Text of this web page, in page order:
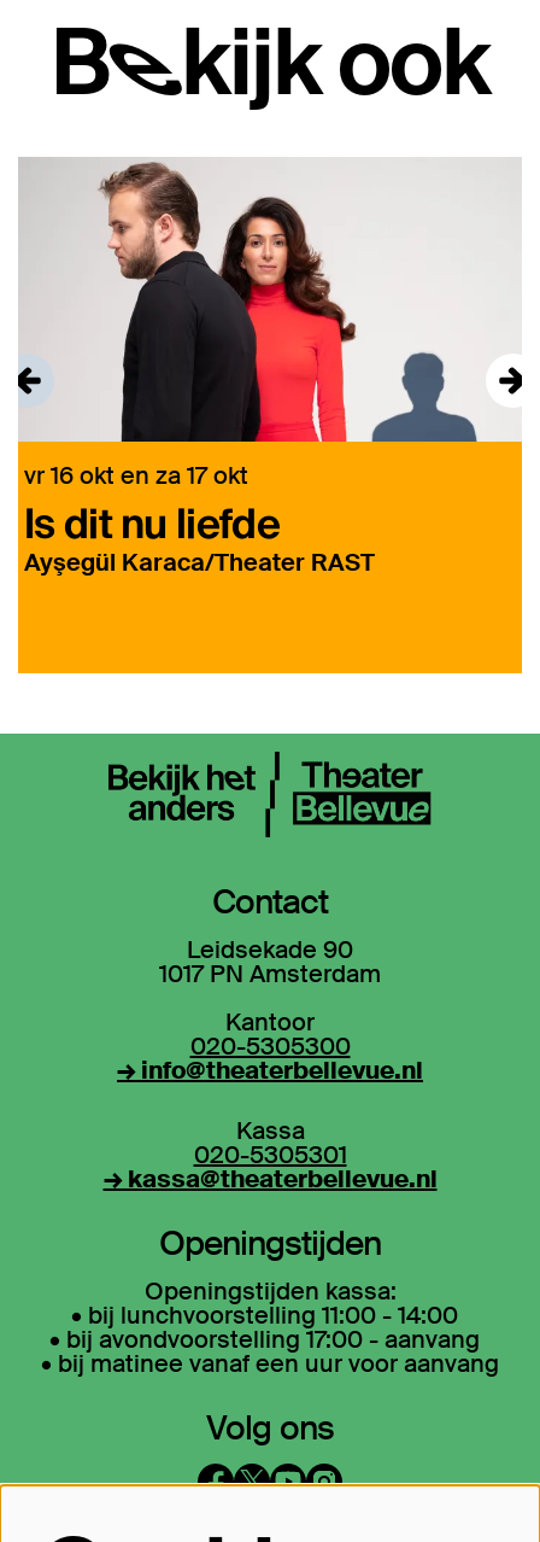
Bekijk ook
Is dit nu liefde
Ayşegül Karaca/Theater RAST
vr 16 okt en za 17 okt
Contact
Leidsekade 90
1017 PN Amsterdam
Kantoor
020-5305300
→ info@theaterbellevue.nl
Kassa
020-5305301
→ kassa@theaterbellevue.nl
Openingstijden
Openingstijden kassa:
• bij lunchvoorstelling 11:00 - 14:00
• bij avondvoorstelling 17:00 - aanvang
• bij matinee vanaf een uur voor aanvang
Volg ons